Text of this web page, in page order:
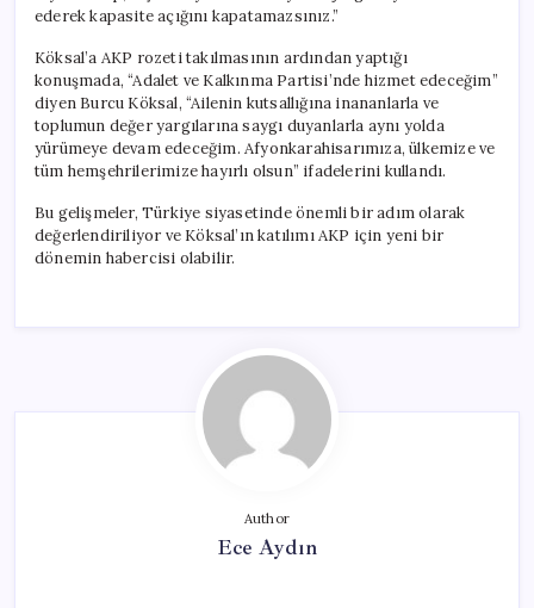
ederek kapasite açığını kapatamazsınız.”
Köksal’a AKP rozeti takılmasının ardından yaptığı
konuşmada, “Adalet ve Kalkınma Partisi’nde hizmet edeceğim”
diyen Burcu Köksal, “Ailenin kutsallığına inananlarla ve
toplumun değer yargılarına saygı duyanlarla aynı yolda
yürümeye devam edeceğim. Afyonkarahisarımıza, ülkemize ve
tüm hemşehrilerimize hayırlı olsun” ifadelerini kullandı.
Bu gelişmeler, Türkiye siyasetinde önemli bir adım olarak
değerlendiriliyor ve Köksal’ın katılımı AKP için yeni bir
dönemin habercisi olabilir.
Author
Ece Aydın